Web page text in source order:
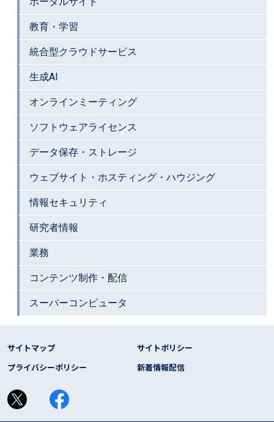
教育・学習
統合型クラウドサービス
生成AI
オンラインミーティング
ソフトウェアライセンス
データ保存・ストレージ
ウェブサイト・ホスティング・ハウジング
情報セキュリティ
研究者情報
業務
コンテンツ制作・配信
スーパーコンピュータ
フッター リンク
サイトマップ
サイトポリシー
プライバシーポリシー
新着情報配信